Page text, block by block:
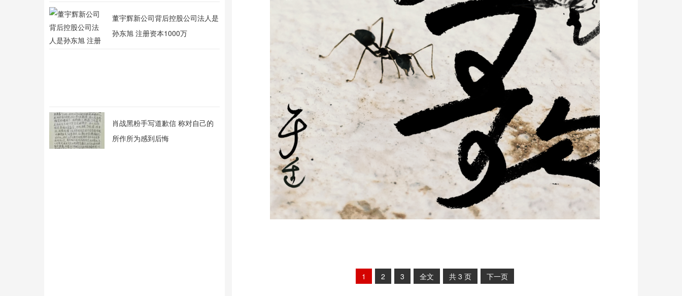
董宇辉新公司背后控股公司法人是
孙东旭 注册资本1000万
肖战黑粉手写道歉信 称对自己的
所作所为感到后悔
1 2 3 全文 共 3 页 下一页